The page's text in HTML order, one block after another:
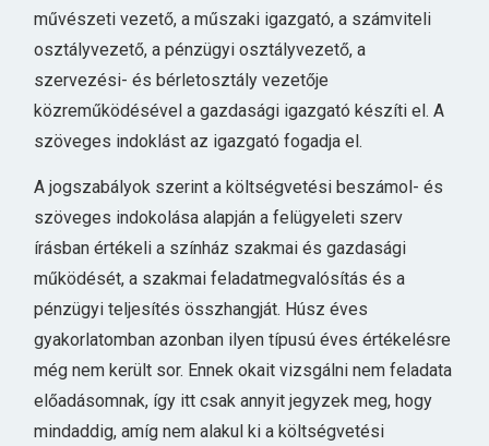
művészeti vezető, a műszaki igazgató, a számviteli
osztályvezető, a pénzügyi osztályvezető, a
szervezési- és bérletosztály vezetője
közreműködésével a gazdasági igazgató készíti el. A
szöveges indoklást az igazgató fogadja el.
A jogszabályok szerint a költségvetési beszámol- és
szöveges indokolása alapján a felügyeleti szerv
írásban értékeli a színház szakmai és gazdasági
működését, a szakmai feladatmegvalósítás és a
pénzügyi teljesítés összhangját. Húsz éves
gyakorlatomban azonban ilyen típusú éves értékelésre
még nem került sor. Ennek okait vizsgálni nem feladata
előadásomnak, így itt csak annyit jegyzek meg, hogy
mindaddig, amíg nem alakul ki a költségvetési